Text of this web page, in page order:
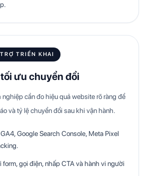
TRIỂN KHAI
ưu chuyển đổi
cần đo hiệu quả website rõ ràng để
và tỷ lệ chuyển đổi sau khi vận hành.
Google Search Console, Meta Pixel
gọi điện, nhấp CTA và hành vi người